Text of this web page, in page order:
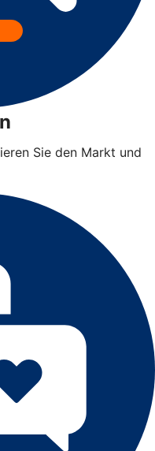
Sie den Markt und